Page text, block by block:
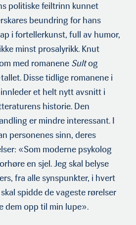
politiske feiltrinn kunnet
beundring for hans
i fortellerkunst, full av humor,
minst prosalyrikk. Knut
med romanene Sultog
Disse tidlige romanene i
et helt nytt avsnitt i
historie. Den
er mindre interessant. I
personenes sinn, deres
«Som moderne psykolog
en sjel. Jeg skal belyse
fra alle synspunkter, i hvert
spidde de vageste rørelser
dem opp til min lupe».